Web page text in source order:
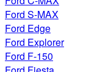
Ford S-MAX
Ford Edge
Ford Explorer
Ford F-150